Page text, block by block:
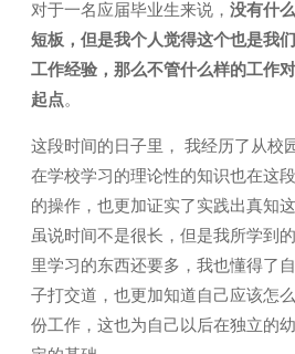
对于一名应届毕业生来说，没有什
短板，但是我个人觉得这个也是我
工作经验，那么不管什么样的工作
起点。
这段时间的日子里， 我经历了从校
在学校学习的理论性的知识也在这
的操作，也更加证实了实践出真知
虽说时间不是很长，但是我所学到
里学习的东西还要多，我也懂得了
子打交道，也更加知道自己应该怎
份工作，这也为自己以后在独立的